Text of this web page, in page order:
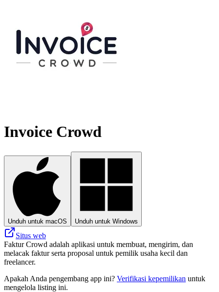
Invoice Crowd
Unduh untuk macOS Unduh untuk Windows
Situs web
Faktur Crowd adalah aplikasi untuk membuat, mengirim, dan
melacak faktur serta proposal untuk pemilik usaha kecil dan
freelancer.
Apakah Anda pengembang app ini? Verifikasi kepemilikan untuk
mengelola listing ini.